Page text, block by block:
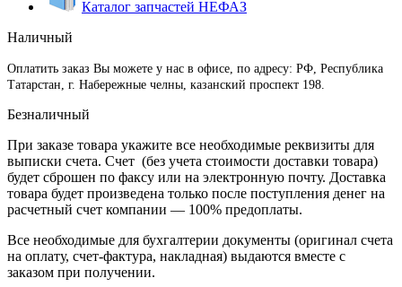
Каталог запчастей НЕФАЗ
Наличный
Оплатить заказ Вы можете у нас в офисе, по адресу: РФ, Республика
Татарстан, г. Набережные челны, казанский проспект 198.
Безналичный
При заказе товара укажите все необходимые реквизиты для
выписки счета. Счет (без учета стоимости доставки товара)
будет сброшен по факсу или на электронную почту. Доставка
товара будет произведена только после поступления денег на
расчетный счет компании — 100% предоплаты.
Все необходимые для бухгалтерии документы (оригинал счета
на оплату, счет-фактура, накладная) выдаются вместе с
заказом при получении.